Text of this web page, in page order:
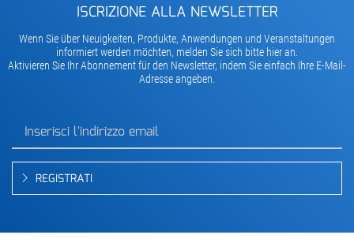
ISCRIZIONE ALLA NEWSLETTER
Wenn Sie über Neuigkeiten, Produkte, Anwendungen und Veranstaltungen
informiert werden möchten, melden Sie sich bitte hier an.
Aktivieren Sie Ihr Abonnement für den Newsletter, indem Sie einfach Ihre E-Mail-
Adresse angeben.
REGISTRATI